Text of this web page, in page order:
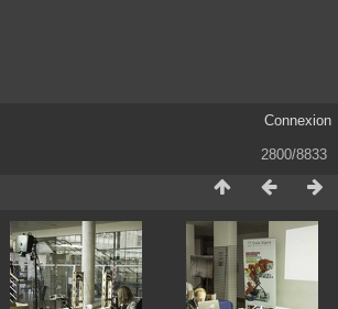
Connexion
2800/8833